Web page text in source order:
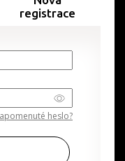
registrace
heslo?